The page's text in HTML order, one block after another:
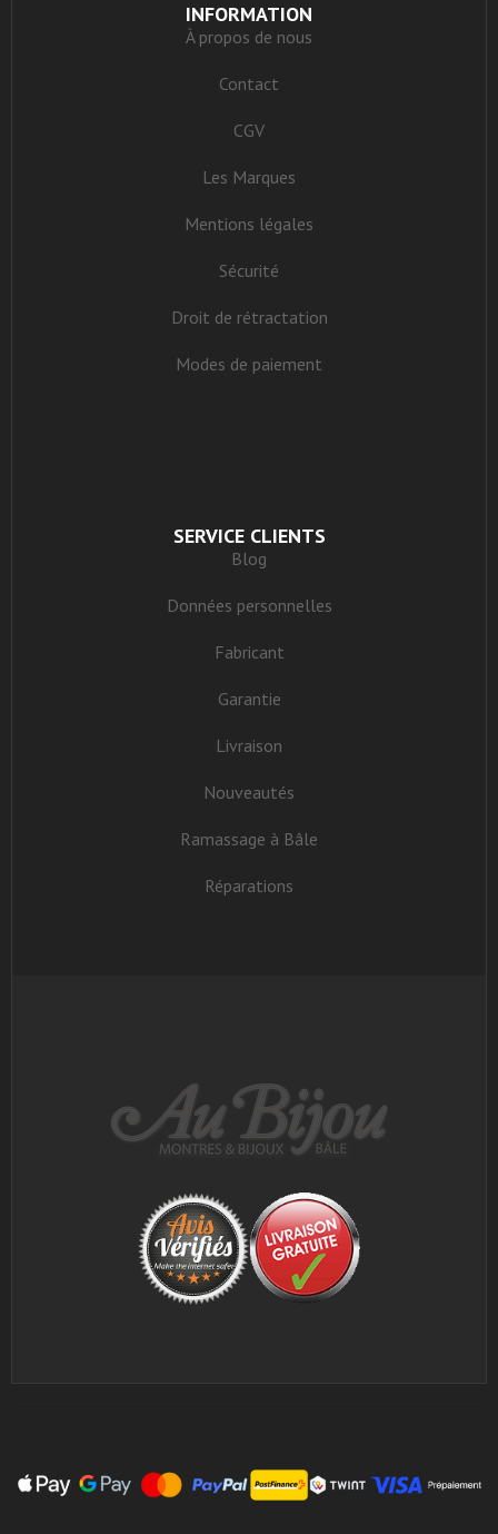
INFORMATION
À propos de nous
Contact
CGV
Les Marques
Mentions légales
Sécurité
Droit de rétractation
Modes de paiement
SERVICE CLIENTS
Blog
Données personnelles
Fabricant
Garantie
Livraison
Nouveautés
Ramassage à Bâle
Réparations